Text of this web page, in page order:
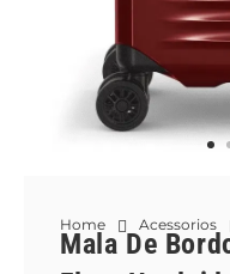
Home Acessorios
Mala De